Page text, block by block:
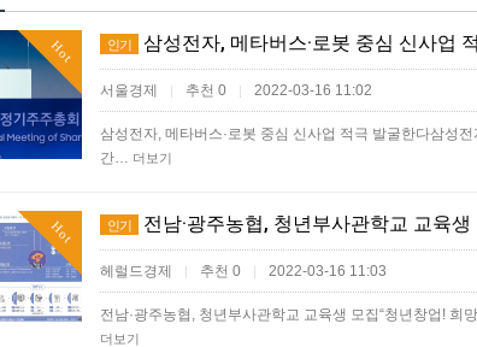
Hot 인기 삼성전자, 메타버스·로봇 중심 신사업
서울경제 | 추천 0 | 2022-03-16 11:02
삼성전자, 메타버스·로봇 중심 신사업 적극 발굴한다삼성
간… 더보기
Hot 인기 전남·광주농협, 청년부사관학교 교육생
헤럴드경제 | 추천 0 | 2022-03-16 11:03
전남·광주농협, 청년부사관학교 교육생 모집“청년창업!
더보기